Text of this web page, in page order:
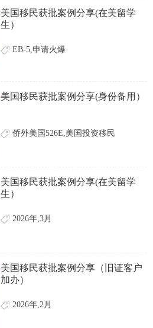
美国移民获批案例分享(在美留学
生）
EB-5,申请火爆
美国移民获批案例分享(身份备用）
侨外美国526E,美国投资移民
美国移民获批案例分享(在美留学
生）
2026年,3月
美国移民获批案例分享（旧证客户
加办）
2026年,2月